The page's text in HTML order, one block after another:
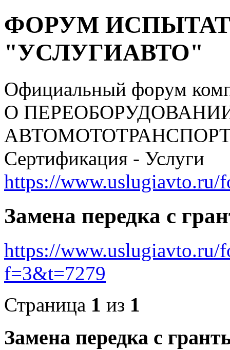
ФОРУМ
"УСЛУГИАВТО"
Официальный форум
О
Сертификация - Услуги
https://www.uslugiavto.ru/
Замена передка с
https://www.uslugiavto.ru/
f=3&t=7279
Страница 1 из 1
Замена передка с